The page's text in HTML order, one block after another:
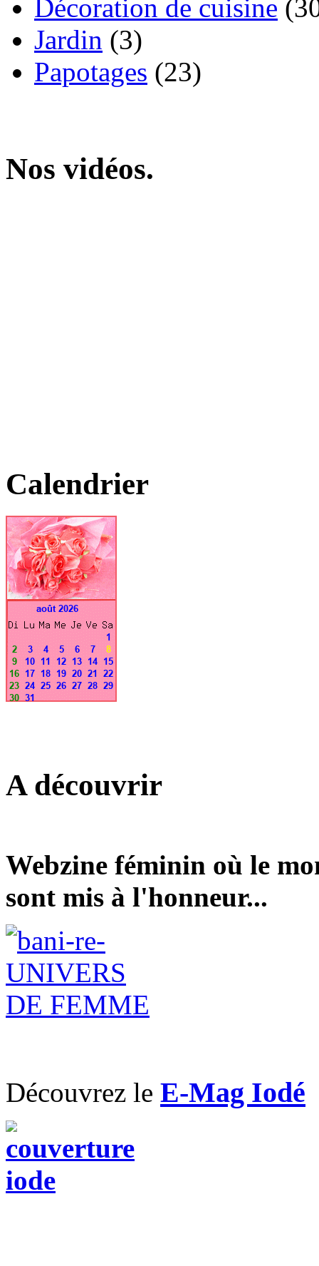
Décoration de cuisine
Jardin (3)
Papotages (23)
Nos vidéos.
Calendrier
A découvrir
Webzine féminin où le
sont mis à l'honneur...
Découvrez le E-Mag Iodé